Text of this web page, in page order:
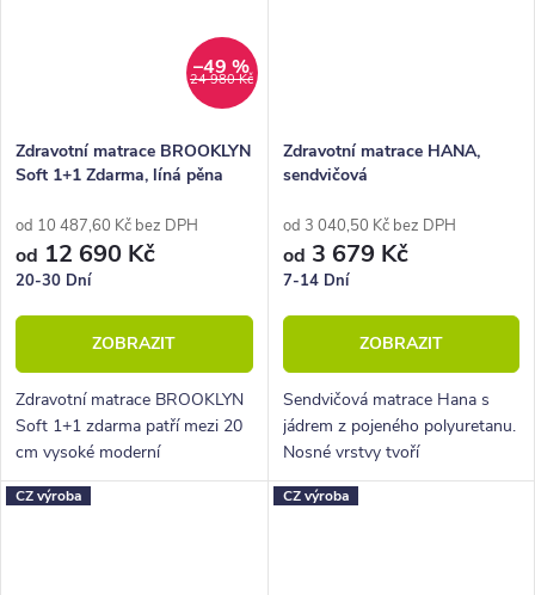
24 980 Kč
–49 %
Zdravotní matrace BROOKLYN
Soft 1+1 Zdarma, líná pěna
od 10 487,60 Kč bez DPH
od 12 690 Kč
20-30 Dní
ZOBRAZIT
Zdravotní matrace BROOKLYN
Soft 1+1 zdarma patří mezi 20
cm vysoké moderní
oboustranné matrace střední
tvrdosti. Matrace je vhodná pro
Zdravotní matrace HANA,
sendvičová
od 3 040,50 Kč bez DPH
od 3 679 Kč
7-14 Dní
ZOBRAZIT
Sendvičová matrace Hana s
jádrem z pojeného polyuretanu.
Nosné vrstvy tvoří
polyuretanová pěna tvarovaná
do masážních nopů.
CZ výroba CZ výroba